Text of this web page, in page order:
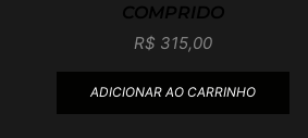
COMPRIDO
R$ 315,00
ADICIONAR AO CARRINHO